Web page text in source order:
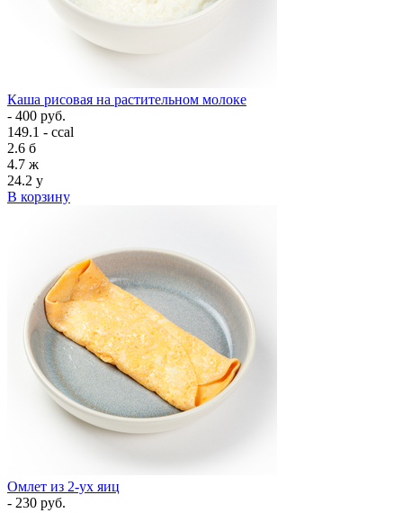
Каша рисовая на растительном молоке
- 400 руб.
149.1 - ccal
2.6 б
4.7 ж
24.2 у
В корзину
Омлет из 2-ух яиц
- 230 руб.